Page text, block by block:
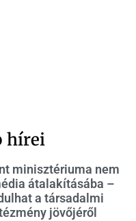
hírei
minisztériuma nem
átalakításába –
a társadalmi
jövőjéről